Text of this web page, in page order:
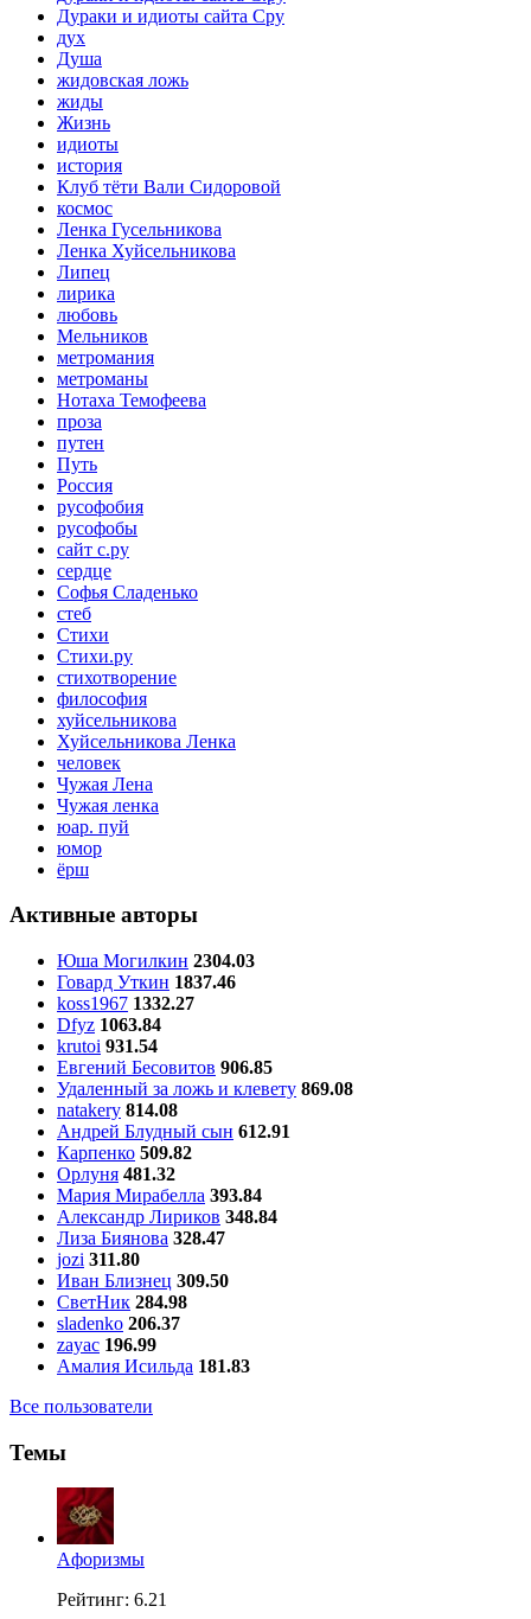
Дураки и идиоты сайта Сру
дух
Душа
жидовская ложь
жиды
Жизнь
идиоты
история
Клуб тёти Вали Сидоровой
космос
Ленка Гусельникова
Ленка Хуйсельникова
Липец
лирика
любовь
Мельников
метромания
метроманы
Нотаха Темофеева
проза
путен
Путь
Россия
русофобия
русофобы
сайт с.ру
сердце
Софья Сладенько
стеб
Стихи
Стихи.ру
стихотворение
философия
хуйсельникова
Хуйсельникова Ленка
человек
Чужая Лена
Чужая ленка
юар. пуй
юмор
ёрш
Активные авторы
Юша Могилкин 2304.03
Говард Уткин 1837.46
koss1967 1332.27
Dfyz 1063.84
krutoi 931.54
Евгений Бесовитов 906.85
Удаленный за ложь и клевету 869.08
natakery 814.08
Андрей Блудный сын 612.91
Карпенко 509.82
Орлуня 481.32
Мария Мирабелла 393.84
Александр Лириков 348.84
Лиза Биянова 328.47
jozi 311.80
Иван Близнец 309.50
СветНик 284.98
sladenko 206.37
zayac 196.99
Амалия Исильда 181.83
Все пользователи
Темы
Aфоризмы
Рейтинг: 6.21